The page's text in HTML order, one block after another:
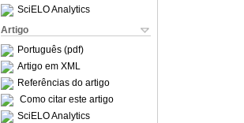
SciELO Analytics
Artigo
Português (pdf)
Artigo em XML
Referências do artigo
Como citar este artigo
SciELO Analytics